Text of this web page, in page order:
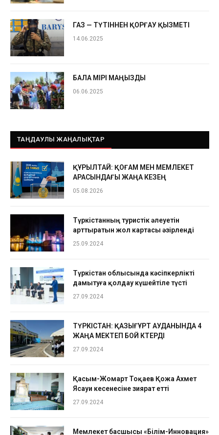
ГАЗ — ТҮТІННЕН ҚОРҒАУ ҚЫЗМЕТІ
14.06.2025
БАЛА ӨМІРІ МАҢЫЗДЫ
06.06.2025
ТАҢДАУЛЫ ЖАҢАЛЫҚТАР
ҚҰРЫЛТАЙ: ҚОҒАМ МЕН МЕМЛЕКЕТ
АРАСЫНДАҒЫ ЖАҢА КЕЗЕҢ
05.08.2026
Түркістанның туристік әлеуетін
арттыратын жол картасы әзірленді
25.09.2024
Түркістан облысында кәсіпкерлікті
дамытуға қолдау күшейтіле түсті
27.09.2024
ТҮРКІСТАН: ҚАЗЫҒҰРТ АУДАНЫНДА 4
ЖАҢА МЕКТЕП БОЙ КӨТЕРДІ
27.09.2024
Қасым-Жомарт Тоқаев Қожа Ахмет
Ясауи кесенесіне зиярат етті
27.09.2024
Мемлекет басшысы «Білім-Инновация»